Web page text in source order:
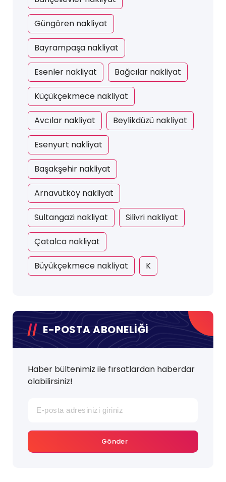
Güngören nakliyat
Bayrampaşa nakliyat
Esenler nakliyat Bağcılar nakliyat
Küçükçekmece nakliyat
Avcılar nakliyat Beylikdüzü nakliyat
Esenyurt nakliyat
Başakşehir nakliyat
Arnavutköy nakliyat
Sultangazi nakliyat Silivri nakliyat
Çatalca nakliyat
Büyükçekmece nakliyat K
E-POSTA ABONELİĞİ
Haber bültenimiz ile fırsatlardan haberdar
olabilirsiniz!
Gönder